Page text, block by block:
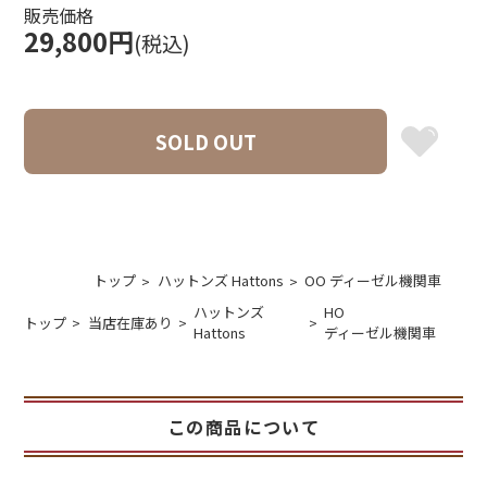
販売価格
29,800円(税込)
SOLD OUT
トップ ハットンズ Hattons OO ディーゼル機関車
トップ 当店在庫あり
ハットンズ
Hattons
HO
ディーゼル機関車
この商品について